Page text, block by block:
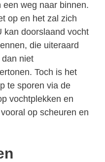
weg naar binnen.
op en het zal zich
kan doorslaand vocht
die uiteraard
niet
Toch is het
te sporen via de
vochtplekken en
op scheuren en